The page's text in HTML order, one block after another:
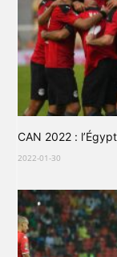
CAN 2022 :
2022-01-30